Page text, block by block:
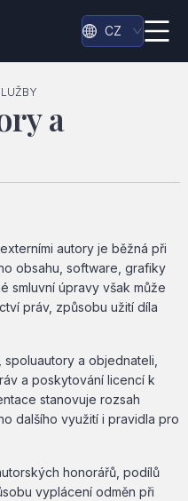
CZ
a
autory je běžná při
obsahu, software, grafiky
smluvní úpravy však může
práv, způsobu užití díla
a objednateli,
a poskytování licencí k
stanovuje rozsah
dalšího využití i pravidla pro
honorářů, podílů
vyplácení odměn při